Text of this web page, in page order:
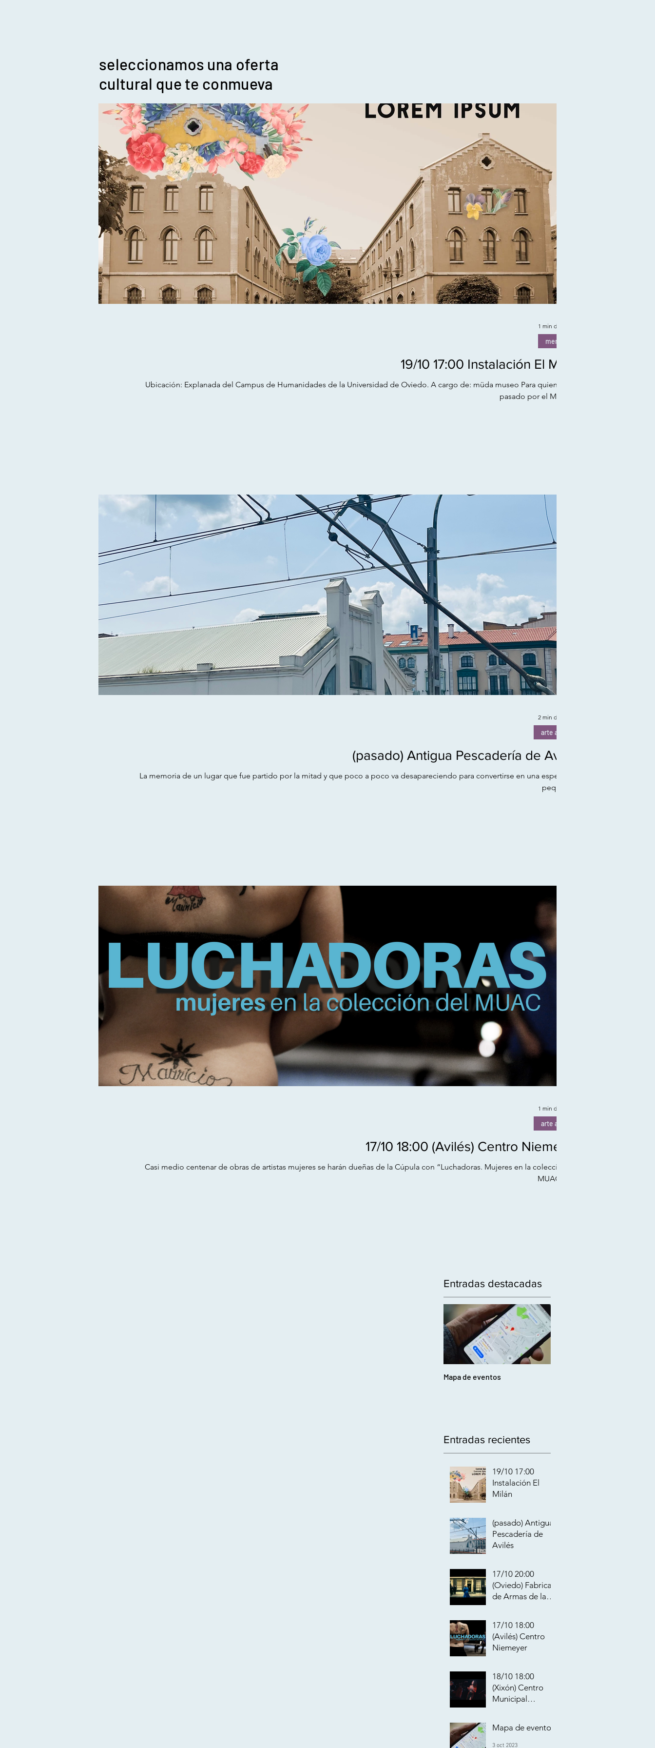
seleccionamos una oferta
cultural que te conmueva
19/10 17:00 Instalación El Milán
Ubicación: Explanada del Campus de Humanidades de la Universidad de Oviedo. A cargo de: müda museo Para quienes han
pasado por el Milán y...
memoria
1 min de lectura
(pasado) Antigua Pescadería de Avilés
La memoria de un lugar que fue partido por la mitad y que poco a poco va desapareciendo para convertirse en una especie de
pequeño...
arte actual
2 min de lectura
17/10 18:00 (Avilés) Centro Niemeyer
Casi medio centenar de obras de artistas mujeres se harán dueñas de la Cúpula con “Luchadoras. Mujeres en la colección del
MUAC”, la...
arte actual
1 min de lectura
Entradas destacadas
Mapa de eventos
Entradas recientes
19/10 17:00
Instalación El
Milán
(pasado) Antigua
Pescadería de
Avilés
17/10 20:00
(Oviedo) Fabrica
de Armas de la
17/10 18:00
(Avilés) Centro
Niemeyer
18/10 18:00
(Xixón) Centro
Municipal
Mapa de eventos
3 oct 2023